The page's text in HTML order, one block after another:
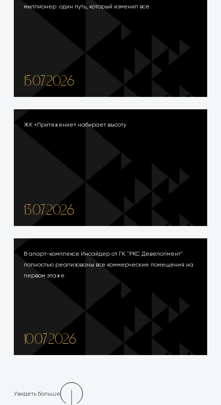
миллионер: один путь, который изменил всё
15.07.2026
ЖК «Притяжение» набирает высоту
13.07.2026
В апарт-комплексе Инсайдер от ГК "РКС Девелопмент"
полностью реализованы все коммерческие помещения на
первом этаже
10.07.2026
Увидеть больше